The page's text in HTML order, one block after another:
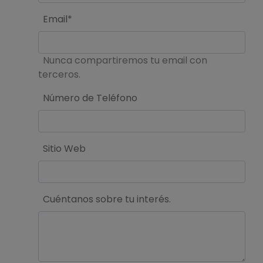
Email*
Nunca compartiremos tu email con
terceros.
Número de Teléfono
Sitio Web
Cuéntanos sobre tu interés.